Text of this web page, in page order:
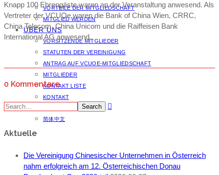
VORTEILE DER MITGLIEDSCHAFT
MITGLIED WERDEN
ÜBER UNS
VORSITZENDE MITGLIEDER
STATUTEN DER VEREINIGUNG
ANTRAG AUF VCUOE-MITGLIEDSCHAFT
MITGLIEDER
KONTAKT LISTE
KONTAKT
DEUTSCH
简体中文
Knapp 100 Ehrengäste waren an der Veranstaltung anwesend. Als
Vertreter der VCUOe waren die Bank of China Wien, CRRC,
China Telecom, China Unicom und die Raiffeisen Bank
International AG anwesend.
0 Kommentare
Search
Aktuelle
Die Vereinigung Chinesischer Unternehmen in Österreich
nahm erfolgreich am 12. Österreichischen Donau